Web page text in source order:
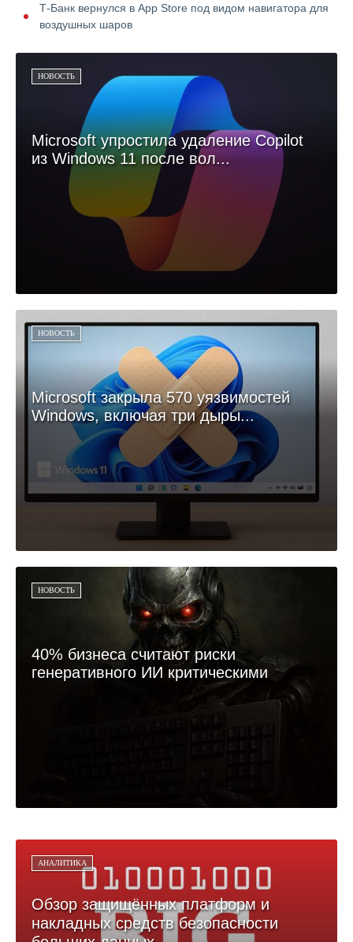
Т-Банк вернулся в App Store под видом навигатора для
воздушных шаров
НОВОСТЬ
Microsoft упростила удаление Copilot
из Windows 11 после вол...
НОВОСТЬ
Microsoft закрыла 570 уязвимостей
Windows, включая три дыры...
НОВОСТЬ
40% бизнеса считают риски
генеративного ИИ критическими
АНАЛИТИКА
Обзор защищённых платформ и
накладных средств безопасности